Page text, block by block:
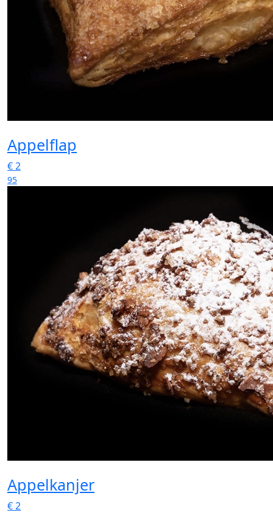
Appelflap
€2
95
Appelkanjer
€2